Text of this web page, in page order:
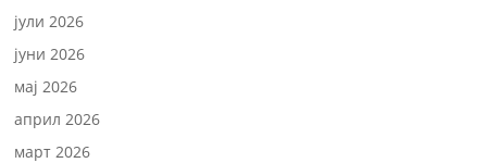
јули 2026
јуни 2026
мај 2026
април 2026
март 2026